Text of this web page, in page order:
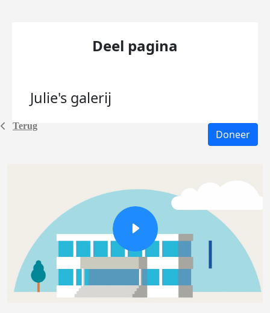
Terug
Deel pagina
Julie's galerij
Doneer